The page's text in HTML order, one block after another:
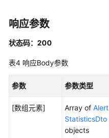
理
测
查
管
响应参数
状态码：200
表4 响应Body参数
参数 参数类型
[数组元素] Array of Alert
StatisticsDto
objects